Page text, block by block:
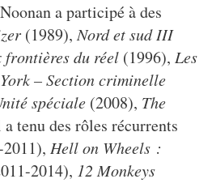
a participé à des
(1989),Nord et sud III
du réel (1996), Les
– Section criminelle
spéciale (2008), The
tenu des rôles récurrents
Hell on Wheels :
2014), 12 Monkeys